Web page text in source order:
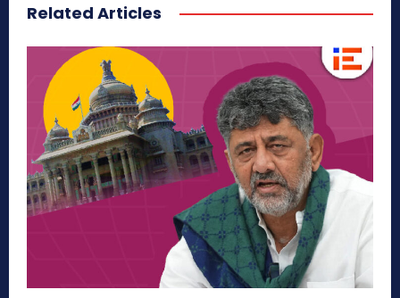
Related Articles